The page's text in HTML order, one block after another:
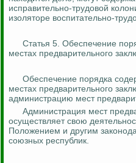
исправительно-трудовой
изоляторе воспитательно-
Статья 5. Обеспечение
местах предварительного
Обеспечение порядка
местах предварительного
администрацию мест
Администрация мест
осуществляет свою
Положением и другим
союзных республик.